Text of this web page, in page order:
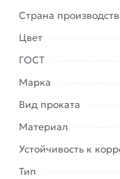
Профнастил С-20
прочности.
решений, в том
конструкций,
промышленных
Страна
Цвет
ГОСТ
Марка
Вид проката
Материал
Устойчивость к
Тип